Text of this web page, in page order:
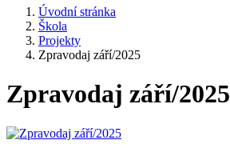
Úvodní stránka
Škola
Projekty
Zpravodaj září/2025
Zpravodaj září/2025